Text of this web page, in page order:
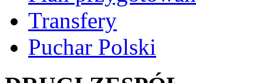
Transfery
Puchar Polski